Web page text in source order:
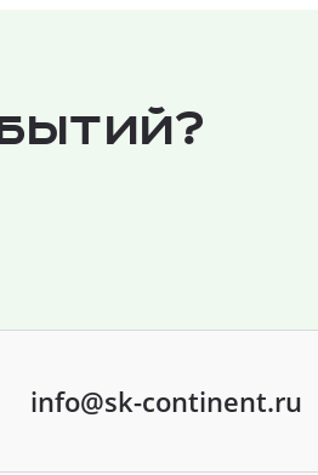
info@sk-continent.ru